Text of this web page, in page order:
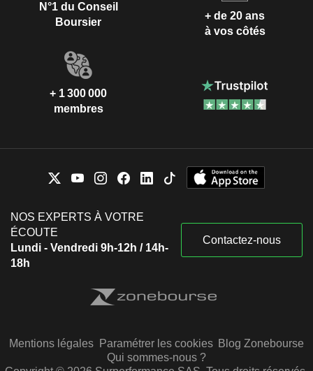
N°1 du Conseil
Boursier
+ de 20 ans
à vos côtés
+ 1 300 000
membres
NOS EXPERTS À VOTRE
ÉCOUTE
Lundi - Vendredi 9h-12h / 14h-
18h
Contactez-nous
Mentions légales Paramétrer les cookies Blog Zonebourse
Qui sommes-nous ?